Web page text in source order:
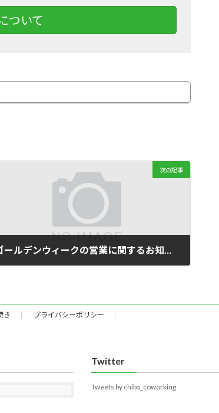
ついて
次の記事
き プライバシーポリシー
Twitter
Tweets by chiba_coworking